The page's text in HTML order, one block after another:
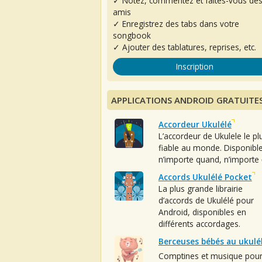
amis
✓ Enregistrez des tabs dans votre
songbook
✓ Ajouter des tablatures, reprises, etc.
Inscription
APPLICATIONS ANDROID
Accordeur Ukulélé
L’accordeur de Ukulele le
fiable au monde. Disponible
n’importe quand, n’importe
Accords Ukulélé Pocket
La plus grande librairie
d’accords de Ukulélé pour
Android, disponibles en
différents accordages.
Berceuses bébés au
Comptines et musique pour